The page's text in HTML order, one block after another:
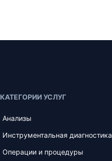
КАТЕГОРИИ УСЛУГ
Анализы
Инструментальная диагностика
Операции и процедуры